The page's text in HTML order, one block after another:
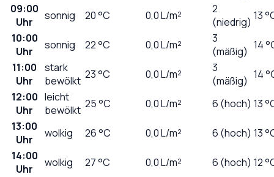
09:00
Uhr
sonnig 20°C 0,0L/m²
2
(niedrig) 13
10:00
Uhr
sonnig 22°C 0,0L/m²
3
(mäßig) 14
11:00
Uhr
stark
bewölkt 23°C 0,0L/m²
3
(mäßig) 14
12:00
Uhr
leicht
bewölkt 25°C 0,0L/m² 6 (hoch) 13
13:00
Uhr
wolkig 26°C 0,0L/m² 6 (hoch) 13
14:00
Uhr
wolkig 27°C 0,0L/m² 6 (hoch) 12